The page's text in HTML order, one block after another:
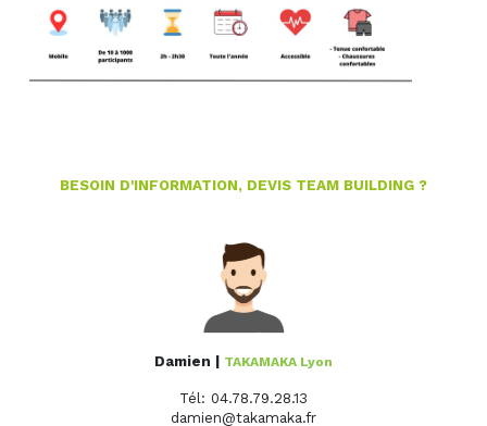
BESOIN D'INFORMATION, DEVIS TEAM BUILDING ?
Damien | TAKAMAKA Lyon
Tél: 04.78.79.28.13
damien@takamaka.fr